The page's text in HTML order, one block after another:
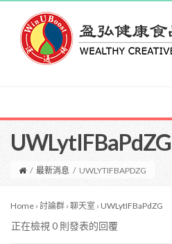
UWLytIFBaPdZG
/ 最新消息 / UWLYTIFBAPDZG
Home › 討論群 › 聊天室 › UWLytIFBaPdZG
正在檢視 0 則發表的回覆